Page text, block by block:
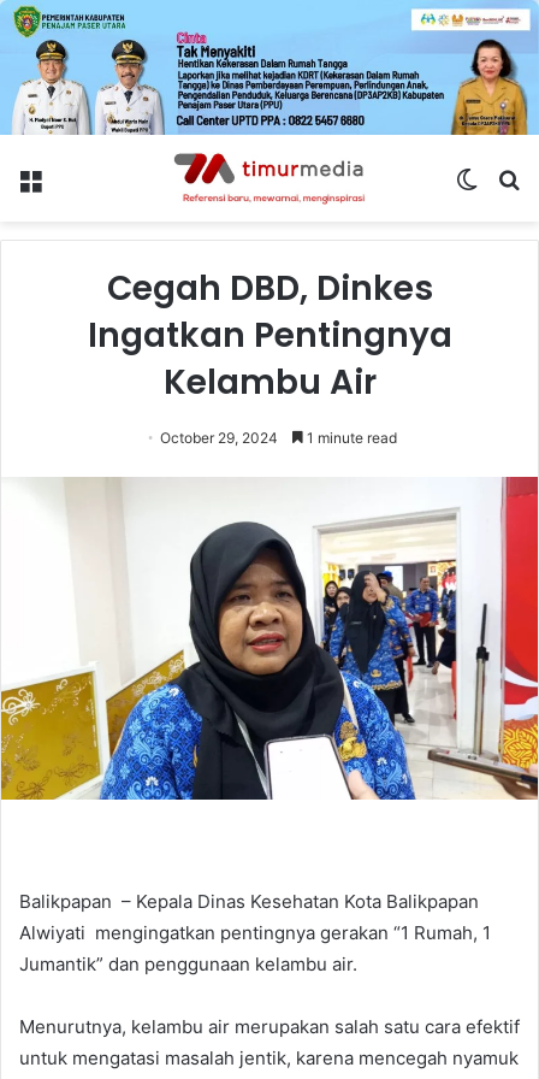
Menu
Switch
Cegah DBD, Dinkes
Ingatkan Pentingnya
Kelambu Air
October 29, 2024 1 minute read
Balikpapan – Kepala Dinas Kesehatan Kota Balikpapan
Alwiyati mengingatkan pentingnya gerakan “1 Rumah, 1
Jumantik” dan penggunaan kelambu air.
Menurutnya, kelambu air merupakan salah satu cara efektif
untuk mengatasi masalah jentik, karena mencegah nyamuk